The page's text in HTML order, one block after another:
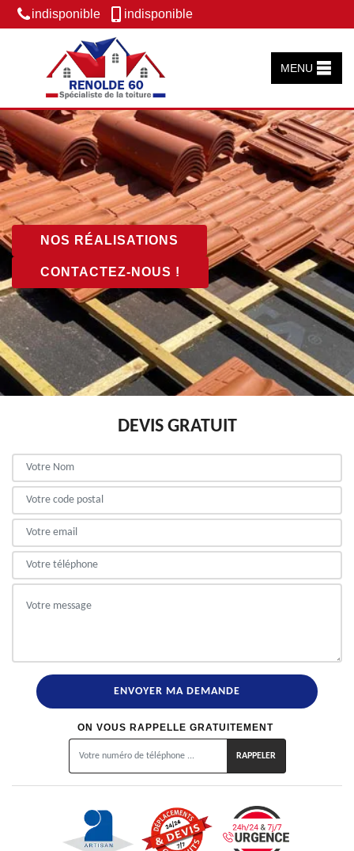
indisponible indisponible
MENU
NOS RÉALISATIONS
CONTACTEZ-NOUS !
DEVIS GRATUIT
ON VOUS RAPPELLE GRATUITEMENT